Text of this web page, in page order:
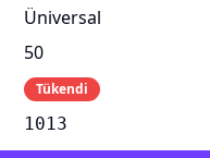
Üniversal
50
Tükendi
1013